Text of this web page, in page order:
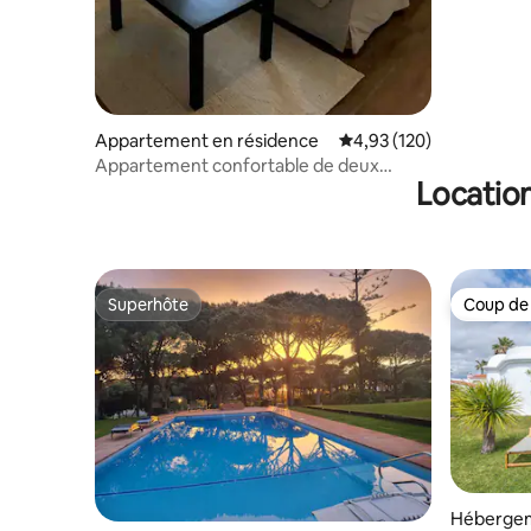
Appartement en résidence Évaluation moyenne
4,93 (120)
Appartement confortable de deux
Superhôte
Superhôte Coup
Coup